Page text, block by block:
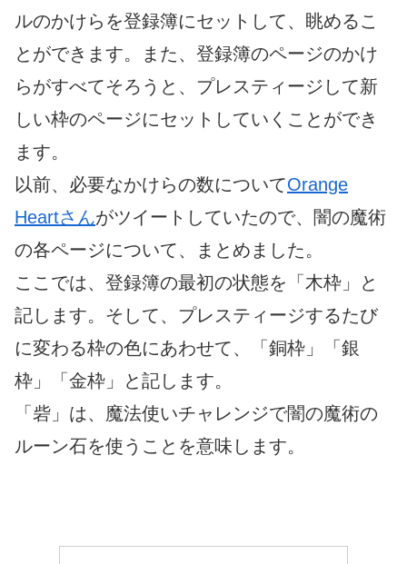
ルのかけらを登録簿にセットして、眺めるこ
とができます。また、登録簿のページのかけ
らがすべてそろうと、プレスティージして新
しい枠のページにセットしていくことができ
ます。
以前、必要なかけらの数についてOrange
Heartさんがツイートしていたので、闇の魔術
の各ページについて、まとめました。
ここでは、登録簿の最初の状態を「木枠」と
記します。そして、プレスティージするたび
に変わる枠の色にあわせて、「銅枠」「銀
枠」「金枠」と記します。
「砦」は、魔法使いチャレンジで闇の魔術の
ルーン石を使うことを意味します。